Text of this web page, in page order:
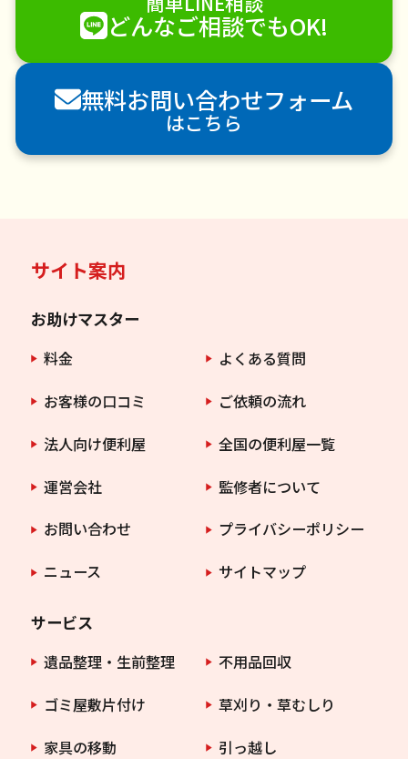
雪かき・雪下ろし
電球交換
襖（ふすま）の張替え
空き家管理
各種代行
害獣駆除
防草シート施工
ナメクジ駆除
害虫駆除
どんなご相談でもOK!
無料お問い合わせフォーム
はこちら
サイト案内
お助けマスター
料金
よくある質問
お客様の口コミ
ご依頼の流れ
法人向け便利屋
全国の便利屋一覧
運営会社
監修者について
お問い合わせ
プライバシーポリシー
ニュース
サイトマップ
サービス
遺品整理・生前整理
不用品回収
ゴミ屋敷片付け
草刈り・草むしり
家具の移動
引っ越し